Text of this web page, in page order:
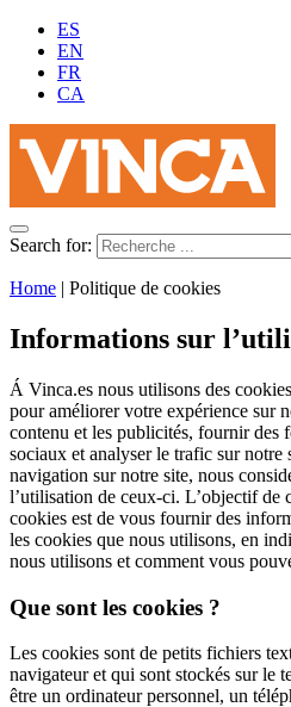
ES
EN
FR
CA
Search for:
Home | Politique de cookies
Informations sur
Á Vinca.es nous utilisons des
pour améliorer votre expérience sur
contenu et les publicités, fournir des
sociaux et analyser le trafic sur
navigation sur notre site, nous
l’utilisation de ceux-ci. L’objectif de
cookies est de vous fournir des
les cookies que nous utilisons, en
nous utilisons et comment vous
Que sont les cookies ?
Les cookies sont de petits fichiers
navigateur et qui sont stockés sur le
être un ordinateur personnel, un